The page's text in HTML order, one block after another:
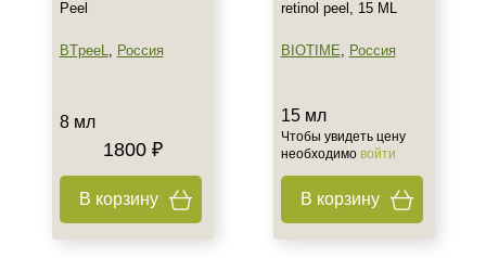
Морщины
Показать еще
Результат
Peel
BTpeeL, Россия
8 мл
1800 ₽
В корзину
retinol peel, 15 ML
BIOTIME, Россия
15 мл
Чтобы увидеть цену
необходимо войти
В корзину